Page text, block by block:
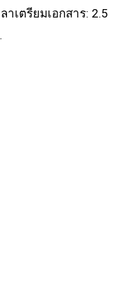
าเตรียมเอกสาร: 2.5